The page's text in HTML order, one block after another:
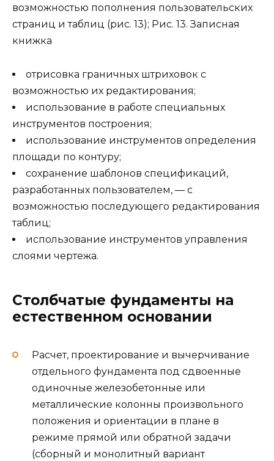
возможностью пополнения пользовательских
страниц и таблиц (рис. 13); Рис. 13. Записная
книжка
отрисовка граничных штриховок с
возможностью их редактирования;
использование в работе специальных
инструментов построения;
использование инструментов определения
площади по контуру;
сохранение шаблонов спецификаций,
разработанных пользователем, — с
возможностью последующего редактирования
таблиц;
использование инструментов управления
слоями чертежа.
Столбчатые фундаменты на
естественном основании
Расчет, проектирование и вычерчивание
отдельного фундамента под сдвоенные
одиночные железобетонные или
металлические колонны произвольного
положения и ориентации в плане в
режиме прямой или обратной задачи
(сборный и монолитный вариант